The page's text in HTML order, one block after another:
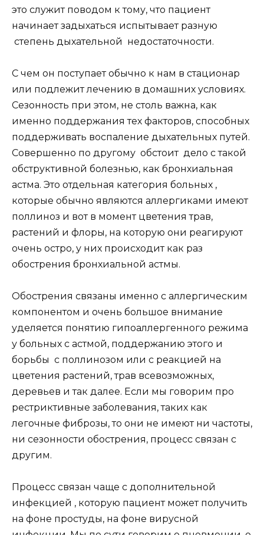
это служит поводом к тому, что пациент
начинает задыхаться испытывает разную
степень дыхательной недостаточности.
С чем он поступает обычно к нам в стационар
или подлежит лечению в домашних условиях.
Сезонность при этом, не столь важна, как
именно поддержания тех факторов, способных
поддерживать воспаление дыхательных путей.
Совершенно по другому обстоит дело с такой
обструктивной болезнью, как бронхиальная
астма. Это отдельная категория больных ,
которые обычно являются аллергиками имеют
поллиноз и вот в момент цветения трав,
растений и флоры, на которую они реагируют
очень остро, у них происходит как раз
обострения бронхиальной астмы.
Обострения связаны именно с аллергическим
компонентом и очень большое внимание
уделяется понятию гипоаллергенного режима
у больных с астмой, поддержанию этого и
борьбы с поллинозом или с реакцией на
цветения растений, трав всевозможных,
деревьев и так далее. Если мы говорим про
рестриктивные заболевания, таких как
легочные фиброзы, то они не имеют ни частоты,
ни сезонности обострения, процесс связан с
другим.
Процесс связан чаще с дополнительной
инфекцией , которую пациент может получить
на фоне простуды, на фоне вирусной